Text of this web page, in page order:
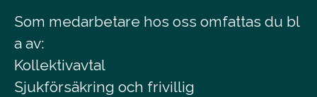
Som medarbetare hos oss omfattas du bl
a av:
Kollektivavtal
Sjukförsäkring och frivillig